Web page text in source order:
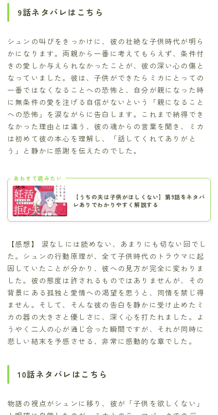
9話ネタバレはこちら
シュンの叫びをきっかけに、彼の壮絶な子供時代が明ら
かになります。両親から一番に考えてもらえず、条件付
きの愛しか与えられなかったことが、彼の深い心の傷と
なっていました。彼は、子供ができたらミカにとっての
一番ではなくなることへの恐怖と、自分が親になった時
に無条件の愛を注げる自信がないという「親になること
への恐怖」を涙ながらに告白します。これまで納得でき
なかった理由とは違う、彼の魂からの言葉を聞き、ミカ
は初めて彼の本心を理解し、「話してくれてありがと
う」と静かに感謝を伝えたのでした。
あわせて読みたい
【うちの夫は子供がほしくない】第9話をネタバ
レありでわかりやすく解説する
【感想】 涙なしには読めない、あまりにも切ない回でし
た。シュンの行動原理が、全て子供時代のトラウマに起
因していたことが分かり、彼への見方が完全に変わりま
した。彼の態度は許されるものではありませんが、その
背景にある孤独と愛情への渇望を思うと、同情を禁じ得
ません。そして、そんな彼の告白を静かに受け止めたミ
カの器の大きさと優しさに、深く心を打たれました。よ
うやく二人の心が通じ合った瞬間ですが、それが同時に
悲しい結末を予感させる、非常に感動的な章でした。
10話ネタバレはこちら
物語の視点がシュンに移り、彼が「子供を欲しくない」